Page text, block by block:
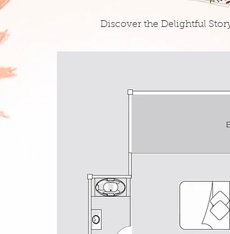
Discover the Delightful